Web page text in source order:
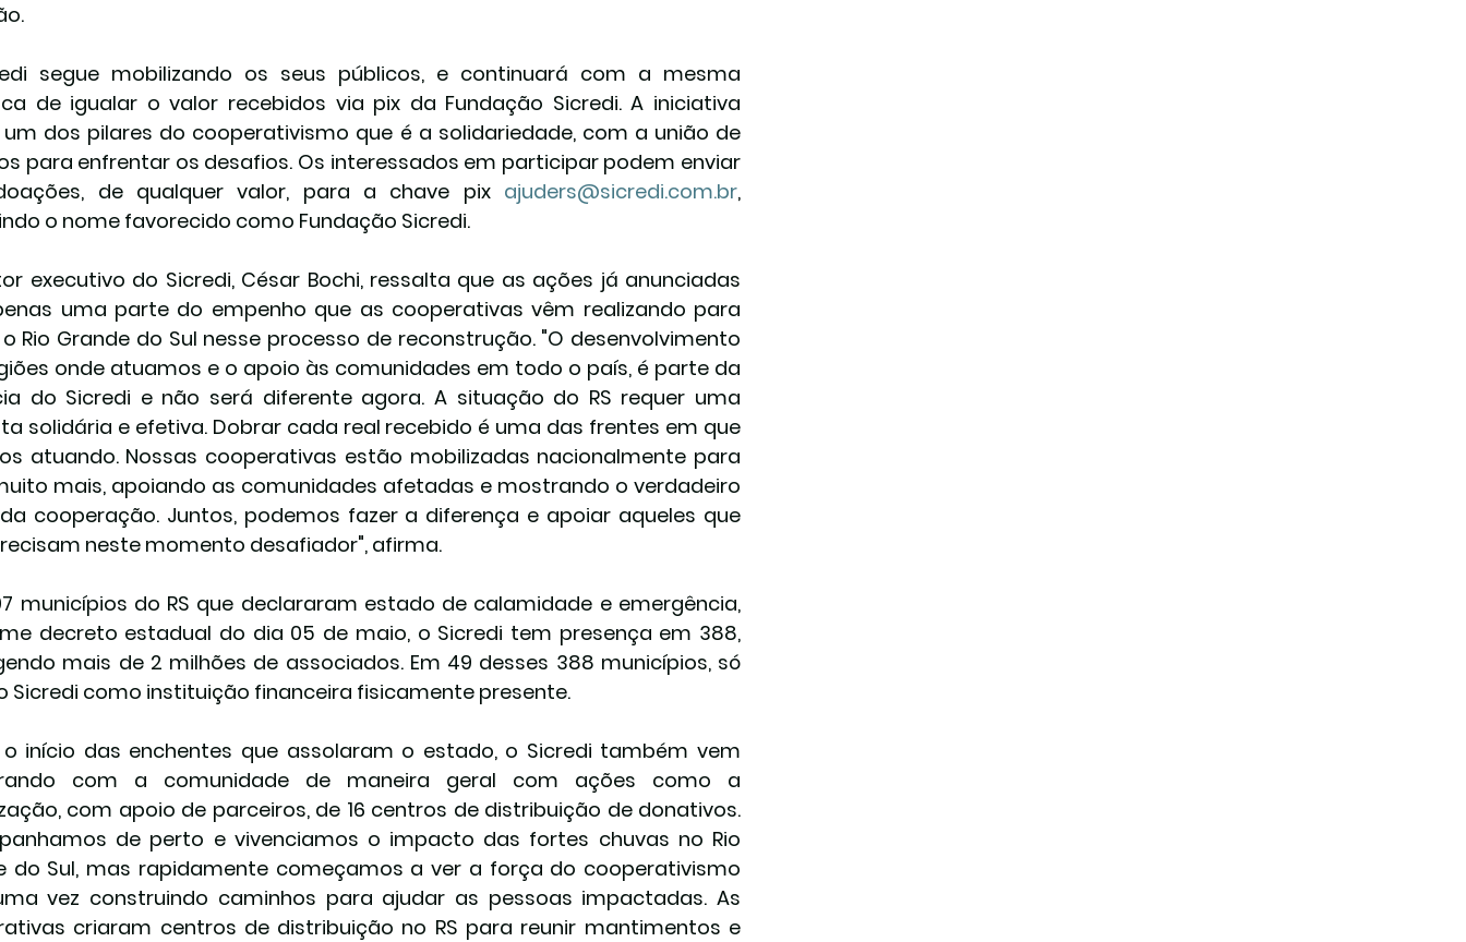
segue mobilizando os seus públicos, e continuará com a mesma
de igualar o valor recebidos via pix da Fundação Sicredi. A iniciativa
dos pilares do cooperativismo que é a solidariedade, com a união de
para enfrentar os desafios. Os interessados em participar podem enviar
de qualquer valor, para a chave pix ajuders@sicredi.com.br,
o nome favorecido como Fundação Sicredi.
executivo do Sicredi, César Bochi, ressalta que as ações já anunciadas
uma parte do empenho que as cooperativas vêm realizando para
Rio Grande do Sul nesse processo de reconstrução. "O desenvolvimento
onde atuamos e o apoio às comunidades em todo o país, é parte da
do Sicredi e não será diferente agora. A situação do RS requer uma
solidária e efetiva. Dobrar cada real recebido é uma das frentes em que
atuando. Nossas cooperativas estão mobilizadas nacionalmente para
mais, apoiando as comunidades afetadas e mostrando o verdadeiro
cooperação. Juntos, podemos fazer a diferença e apoiar aqueles que
neste momento desafiador", afirma.
municípios do RS que declararam estado de calamidade e emergência,
decreto estadual do dia 05 de maio, o Sicredi tem presença em 388,
mais de 2 milhões de associados. Em 49 desses 388 municípios, só
Sicredi como instituição financeira fisicamente presente.
o início das enchentes que assolaram o estado, o Sicredi também vem
com a comunidade de maneira geral com ações como a
com apoio de parceiros, de 16 centros de distribuição de donativos.
de perto e vivenciamos o impacto das fortes chuvas no Rio
do Sul, mas rapidamente começamos a ver a força do cooperativismo
vez construindo caminhos para ajudar as pessoas impactadas. As
criaram centros de distribuição no RS para reunir mantimentos e